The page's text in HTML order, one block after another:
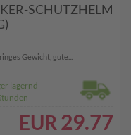
SCHUTZHELM
Gewicht, gute...
lagernd -
EUR 29.77